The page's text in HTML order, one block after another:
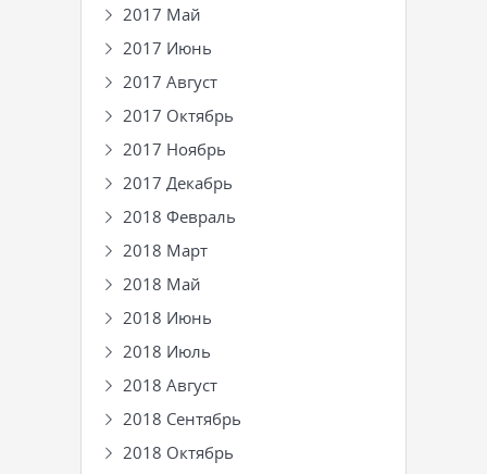
2017 Май
2017 Июнь
2017 Август
2017 Октябрь
2017 Ноябрь
2017 Декабрь
2018 Февраль
2018 Март
2018 Май
2018 Июнь
2018 Июль
2018 Август
2018 Сентябрь
2018 Октябрь